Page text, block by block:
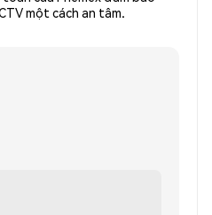
một cách an tâm.